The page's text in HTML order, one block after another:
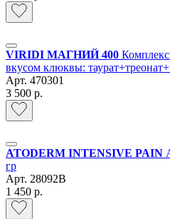
VIRIDI МАГНИЙ 400
вкусом клюквы:
Арт. 470301
3 500 р.
ATODERM INTENSIVE PAIN
гр
Арт. 28092B
1 450 р.